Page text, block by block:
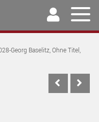
Georg Baselitz, Ohne Titel,